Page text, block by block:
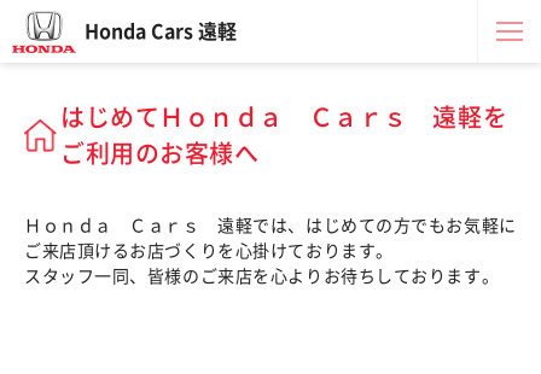
Honda Cars 遠軽
はじめてＨｏｎｄａ Ｃａｒｓ 遠軽を
ご利用のお客様へ
Ｈｏｎｄａ Ｃａｒｓ 遠軽では、はじめての方でもお気軽に
ご来店頂けるお店づくりを心掛けております。
スタッフ一同、皆様のご来店を心よりお待ちしております。